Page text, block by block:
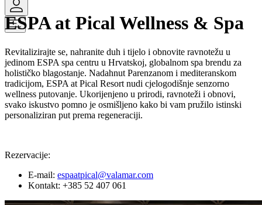
ESPA at Pical Wellness & Spa
Revitalizirajte se, nahranite duh i tijelo i obnovite ravnotežu u
jedinom ESPA spa centru u Hrvatskoj, globalnom spa brendu za
holističko blagostanje. Nadahnut Parenzanom i mediteranskom
tradicijom, ESPA at Pical Resort nudi cjelogodišnje senzorno
wellness putovanje. Ukorijenjeno u prirodi, ravnoteži i obnovi,
svako iskustvo pomno je osmišljeno kako bi vam pružilo istinski
personaliziran put prema regeneraciji.
Rezervacije:
E-mail: espaatpical@valamar.com
Kontakt: +385 52 407 061